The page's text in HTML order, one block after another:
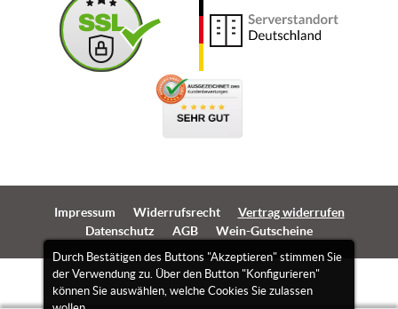
Durch Bestätigen des Buttons "Akzeptieren" stimmen Sie
der Verwendung zu. Über den Button "Konfigurieren"
können Sie auswählen, welche Cookies Sie zulassen
Impressum Widerrufsrecht
Vertrag widerrufen
Datenschutz
AGB Wein-Gutscheine